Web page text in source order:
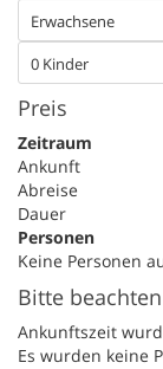
Erwachsene
0 Kinder
Preis
Zeitraum
Ankunft
Abreise
Dauer
Personen
Keine Personen
Bitte beachten
Ankunftszeit
Es wurden keine